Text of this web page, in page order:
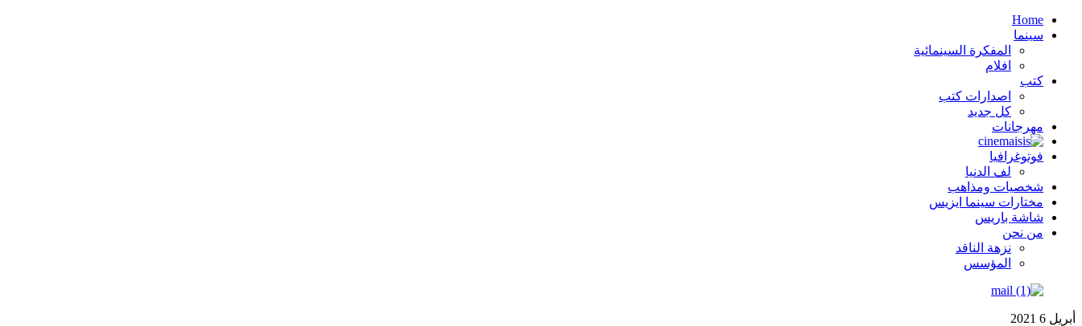
Home
سينما
المفكرة السينمائية
افلام
كتب
اصدارات كتب
كل جديد
مهرجانات
فوتوغرافيا
لف الدنيا
شخصيات ومذاهب
مختارات سينما ايزيس
شاشة باريس
من نحن
نزهة الناقد
المؤسس
أبريل 6
2021